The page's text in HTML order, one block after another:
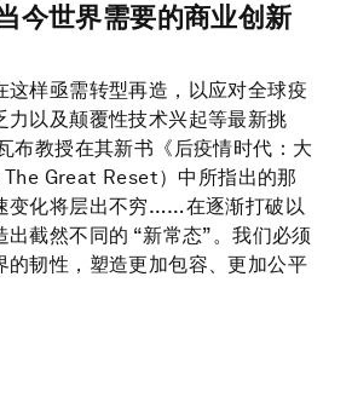
今世界需要的商业创新
这样亟需转型再造，以应对全球疫
力以及颠覆性技术兴起等最新挑
布教授在其新书《后疫情时代：大
The Great Reset）中所指出的那
变化将层出不穷……在逐渐打破以
截然不同的 “新常态”。我们必须
的韧性，塑造更加包容、更加公平